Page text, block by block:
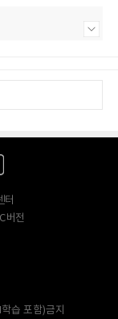
터
버전
습 포함)금지